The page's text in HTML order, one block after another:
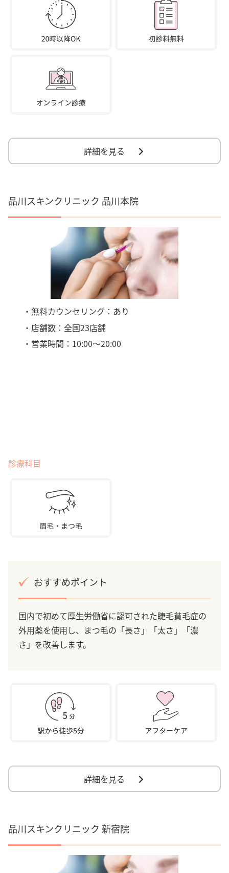
詳細を見る
品川スキンクリニック 品川本院
・無料カウンセリング：あり
・店舗数：全国23店舗
・営業時間：10:00～20:00
診療科目
おすすめポイント
国内で初めて厚生労働省に認可された睫毛貧毛症の
外用薬を使用し、まつ毛の「長さ」「太さ」「濃
さ」を改善します。
詳細を見る
品川スキンクリニック 新宿院